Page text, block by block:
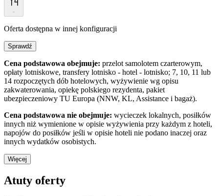
-
Oferta dostępna w innej konfiguracji
Sprawdź
Cena podstawowa obejmuje: przelot samolotem czarterowym,
opłaty lotniskowe, transfery lotnisko - hotel - lotnisko; 7, 10, 11 lub
14 rozpoczętych dób hotelowych, wyżywienie wg opisu
zakwaterowania, opiekę polskiego rezydenta, pakiet
ubezpieczeniowy TU Europa (NNW, KL, Assistance i bagaż).
Cena podstawowa nie obejmuje: wycieczek lokalnych, posiłków
innych niż wymienione w opisie wyżywienia przy każdym z hoteli,
napojów do posiłków jeśli w opisie hoteli nie podano inaczej oraz
innych wydatków osobistych.
Więcej
Atuty oferty